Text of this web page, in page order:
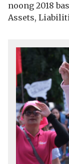
noong 2018
Assets,